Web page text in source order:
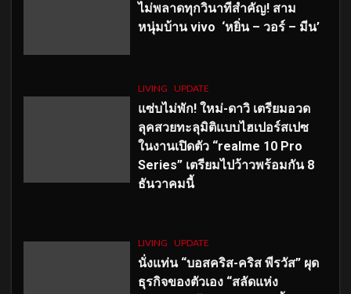
ไม่พลาดทุกวินาทีสำคัญ! สาม
หนุ่มบ้าน vivo ‘หยิ่น – วอร์ – มีน’
LIVING UPDATE
แซ่บไม่พัก! ใหม่-ดาวิ เตรียมอวด
ลุคสวยทะลุมิติแบบไฮเปอร์สเปซ
ในงานเปิดตัว “realme 10 Pro
Series” เตรียมไปว้าวพร้อมกัน 8
ธันวาคมนี้
LIVING UPDATE
นั่งแท่น “บอสคริส-คริส พีรวัส” ผุด
ธุรกิจของตัวเอง “สลัดแห่ง